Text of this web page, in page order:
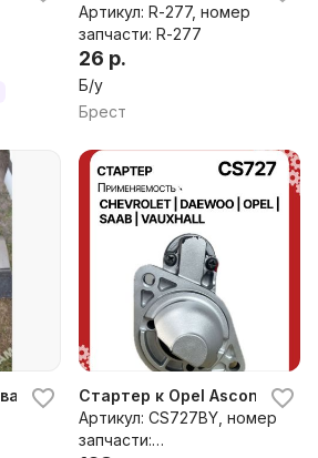
Артикул: R-277, номер
запчасти: R-277
26 р.
Б/у
Брест
к Opel Ascona
Стартер к Opel Ascona
Артикул: CS727BY, номер
запчасти: